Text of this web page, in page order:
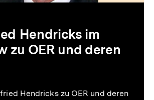
Hendricks im
zu OER und deren
Hendricks zu OER und deren